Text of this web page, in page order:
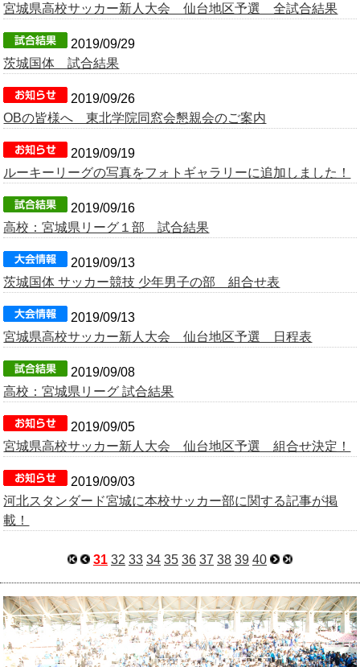
宮城県高校サッカー新人大会 仙台地区予選 全試合結果
2019/09/29
茨城国体 試合結果
2019/09/26
OBの皆様へ 東北学院同窓会懇親会のご案内
2019/09/19
ルーキーリーグの写真をフォトギャラリーに追加しました！
2019/09/16
高校：宮城県リーグ１部 試合結果
2019/09/13
茨城国体 サッカー競技 少年男子の部 組合せ表
2019/09/13
宮城県高校サッカー新人大会 仙台地区予選 日程表
2019/09/08
高校：宮城県リーグ 試合結果
2019/09/05
宮城県高校サッカー新人大会 仙台地区予選 組合せ決定！
2019/09/03
河北スタンダード宮城に本校サッカー部に関する記事が掲
載！
31 32 33 34 35 36 37 38 39 40